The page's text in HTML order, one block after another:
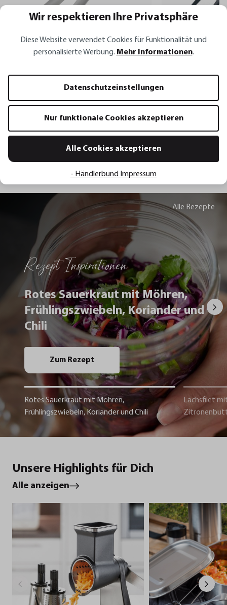
12,95 €*
In den Warenkorb
10,95 €*
In den
Rezept Inspirationen
Rotes Sauerkraut mit Möhren,
Frühlingszwiebeln, Koriander und
Chili
Zum Rezept
Rotes Sauerkraut mit Möhren,
Frühlingszwiebeln, Koriander und Chili
Lachsfilet
Alle Rezepte
Unsere Highlights für Dich
Alle anzeigen
Wir respektieren Ihre Privatsphäre
Diese Website verwendet Cookies für Funktionalität und
personalisierte Werbung. Mehr Informationen.
Datenschutzeinstellungen
Nur funktionale Cookies akzeptieren
Alle Cookies akzeptieren
- Händlerbund Impressum